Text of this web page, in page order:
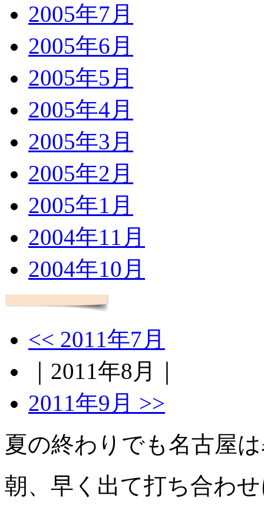
2005年7月
2005年6月
2005年5月
2005年4月
2005年3月
2005年2月
2005年1月
2004年11月
2004年10月
<< 2011年7月
｜2011年8月｜
2011年9月 >>
夏の終わりでも名古屋
朝、早く出て打ち合わ